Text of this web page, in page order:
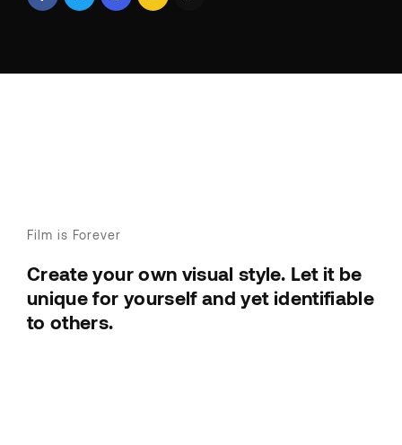
Film is Forever
Create your own visual style. Let it be
unique for yourself and yet identifiable
to others.